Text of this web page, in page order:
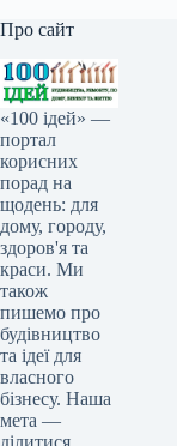
Про сайт
«100 ідей» —
портал
корисних
порад на
щодень: для
дому, городу,
здоров'я та
краси. Ми
також
пишемо про
будівництво
та ідеї для
власного
бізнесу. Наша
мета —